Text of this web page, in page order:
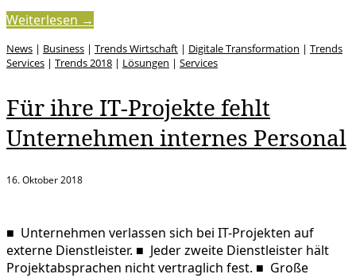
Weiterlesen →
News | Business | Trends Wirtschaft | Digitale Transformation | Trends
Services | Trends 2018 | Lösungen | Services
Für ihre IT-Projekte fehlt
Unternehmen internes Personal
16. Oktober 2018
■ Unternehmen verlassen sich bei IT-Projekten auf
externe Dienstleister. ■ Jeder zweite Dienstleister hält
Projektabsprachen nicht vertraglich fest. ■ Große